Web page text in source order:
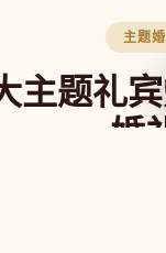
主题
主题礼
婚